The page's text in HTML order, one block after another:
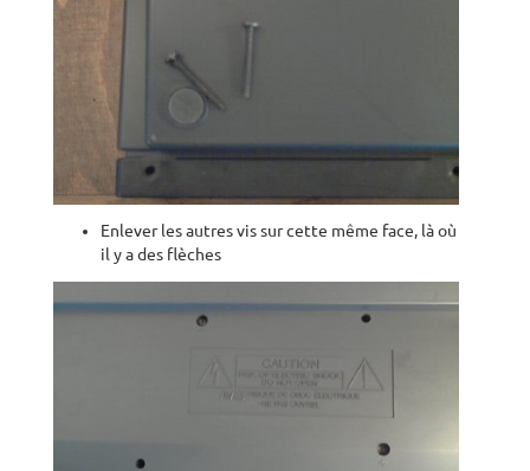
Enlever les autres vis sur cette même face, là où
il y a des flèches